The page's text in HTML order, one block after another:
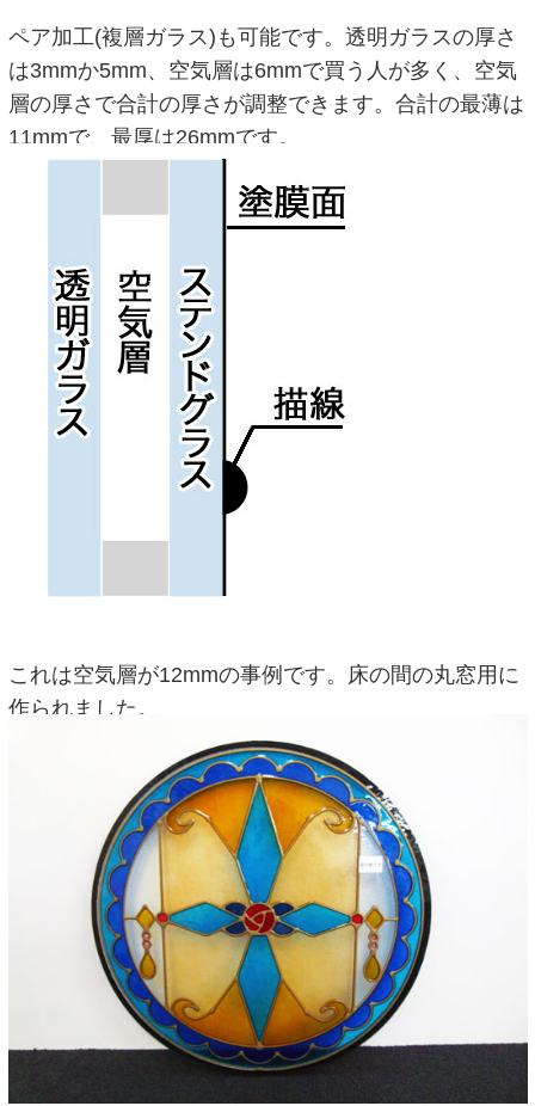
ペア加工(複層ガラス)も可能です。透明ガラスの厚さ
は3mmか5mm、空気層は6mmで買う人が多く、空気
層の厚さで合計の厚さが調整できます。合計の最薄は
11mmで、最厚は26mmです。
これは空気層が12mmの事例です。床の間の丸窓用に
作られました。